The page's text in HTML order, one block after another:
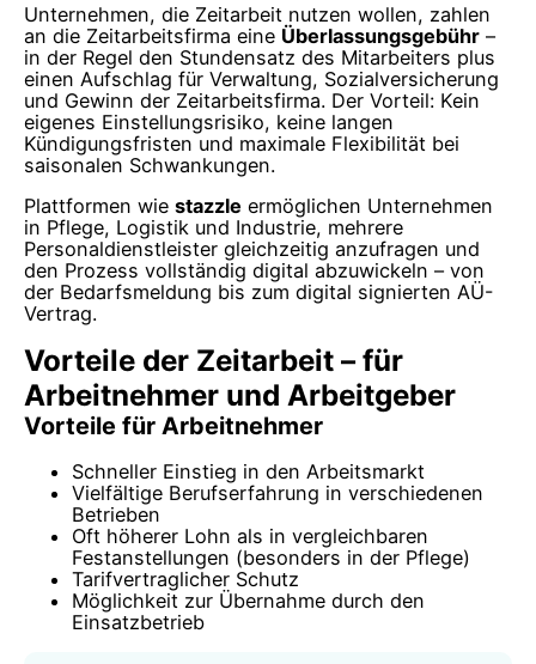
Unternehmen, die Zeitarbeit nutzen wollen, zahlen
an die Zeitarbeitsfirma eine Überlassungsgebühr –
in der Regel den Stundensatz des Mitarbeiters plus
einen Aufschlag für Verwaltung, Sozialversicherung
und Gewinn der Zeitarbeitsfirma. Der Vorteil: Kein
eigenes Einstellungsrisiko, keine langen
Kündigungsfristen und maximale Flexibilität bei
saisonalen Schwankungen.
Plattformen wie stazzle ermöglichen Unternehmen
in Pflege, Logistik und Industrie, mehrere
Personaldienstleister gleichzeitig anzufragen und
den Prozess vollständig digital abzuwickeln – von
der Bedarfsmeldung bis zum digital signierten AÜ-
Vertrag.
Vorteile der Zeitarbeit – für
Arbeitnehmer und Arbeitgeber
Vorteile für Arbeitnehmer
Schneller Einstieg in den Arbeitsmarkt
Vielfältige Berufserfahrung in verschiedenen
Betrieben
Oft höherer Lohn als in vergleichbaren
Festanstellungen (besonders in der Pflege)
Tarifvertraglicher Schutz
Möglichkeit zur Übernahme durch den
Einsatzbetrieb